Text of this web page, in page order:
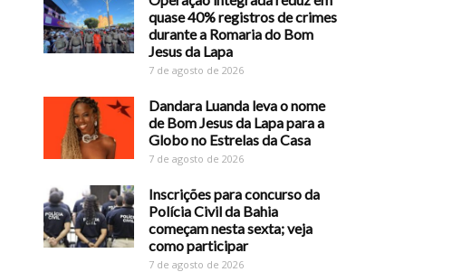
quase 40% registros de crimes
durante a Romaria do Bom
Jesus da Lapa
7 de agosto de 2026
Dandara Luanda leva o nome
de Bom Jesus da Lapa para a
Globo no Estrelas da Casa
7 de agosto de 2026
Inscrições para concurso da
Polícia Civil da Bahia
começam nesta sexta; veja
como participar
7 de agosto de 2026